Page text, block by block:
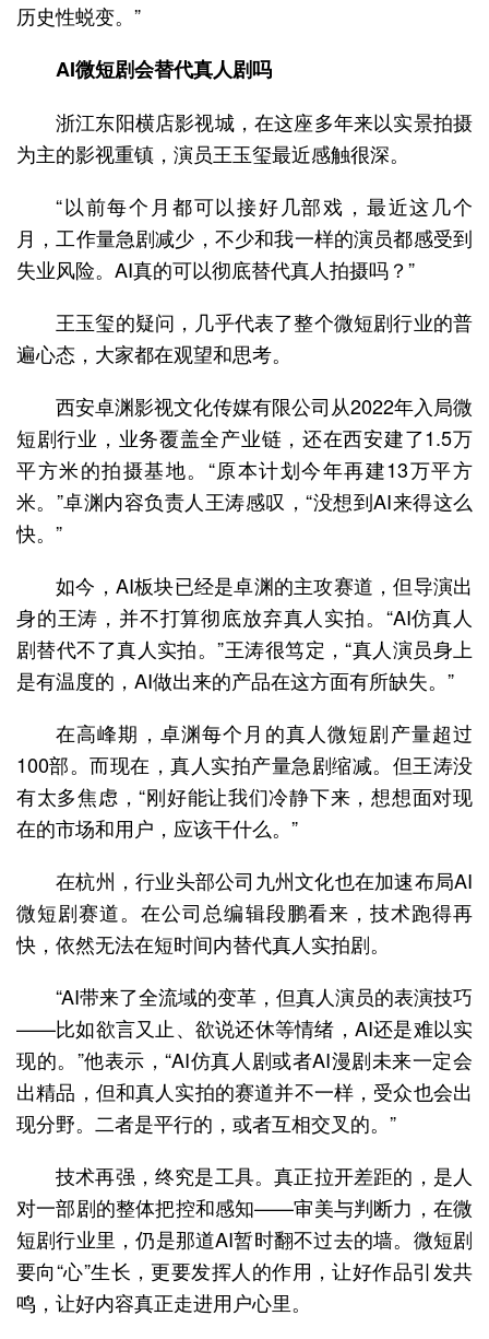
历史性蜕变。”
AI微短剧会替代真人剧吗
浙江东阳横店影视城，在这座多年来以实景拍摄
为主的影视重镇，演员王玉玺最近感触很深。
“以前每个月都可以接好几部戏，最近这几个
月，工作量急剧减少，不少和我一样的演员都感受到
失业风险。AI真的可以彻底替代真人拍摄吗？”
王玉玺的疑问，几乎代表了整个微短剧行业的普
遍心态，大家都在观望和思考。
西安卓渊影视文化传媒有限公司从2022年入局微
短剧行业，业务覆盖全产业链，还在西安建了1.5万
平方米的拍摄基地。“原本计划今年再建13万平方
米。”卓渊内容负责人王涛感叹，“没想到AI来得这么
快。”
如今，AI板块已经是卓渊的主攻赛道，但导演出
身的王涛，并不打算彻底放弃真人实拍。“AI仿真人
剧替代不了真人实拍。”王涛很笃定，“真人演员身上
是有温度的，AI做出来的产品在这方面有所缺失。”
在高峰期，卓渊每个月的真人微短剧产量超过
100部。而现在，真人实拍产量急剧缩减。但王涛没
有太多焦虑，“刚好能让我们冷静下来，想想面对现
在的市场和用户，应该干什么。”
在杭州，行业头部公司九州文化也在加速布局AI
微短剧赛道。在公司总编辑段鹏看来，技术跑得再
快，依然无法在短时间内替代真人实拍剧。
“AI带来了全流域的变革，但真人演员的表演技巧
——比如欲言又止、欲说还休等情绪，AI还是难以实
现的。”他表示，“AI仿真人剧或者AI漫剧未来一定会
出精品，但和真人实拍的赛道并不一样，受众也会出
现分野。二者是平行的，或者互相交叉的。”
技术再强，终究是工具。真正拉开差距的，是人
对一部剧的整体把控和感知——审美与判断力，在微
短剧行业里，仍是那道AI暂时翻不过去的墙。微短剧
要向“心”生长，更要发挥人的作用，让好作品引发共
鸣，让好内容真正走进用户心里。